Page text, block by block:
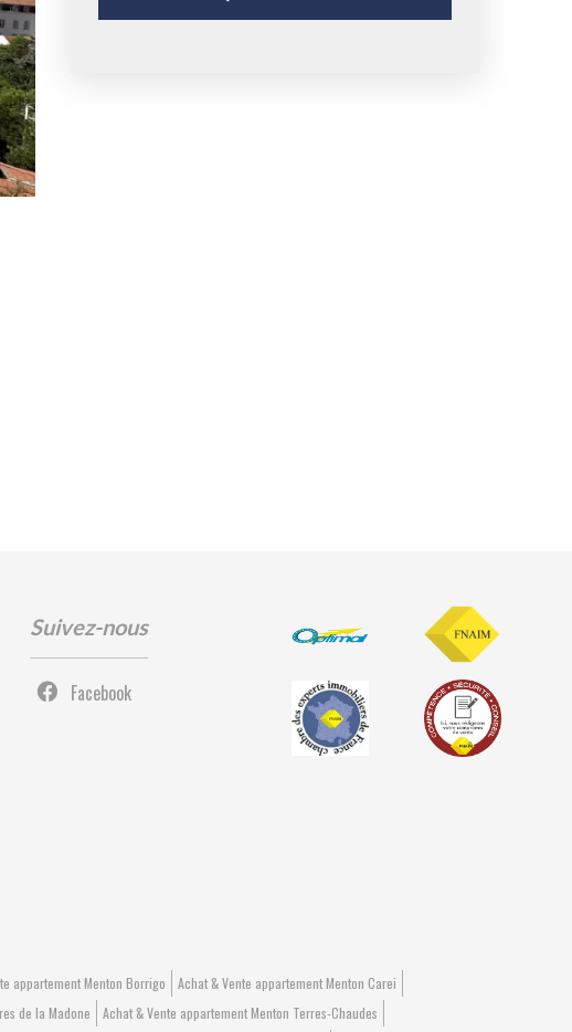
Suivez-nous
Facebook
appartement Menton Borrigo
Achat & Vente appartement Menton Carei
de la Madone Achat & Vente appartement Menton Terres-Chaudes